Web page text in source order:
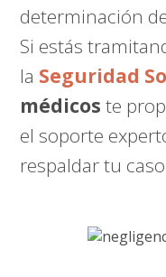
determinación
Si estás
la Seguridad
médicos te
el soporte
respaldar tu